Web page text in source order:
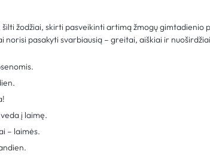
žodžiai, skirti pasveikinti artimą žmogų gimtadienio
pasakyti svarbiausią – greitai, aiškiai ir
į laimę.
– laimės.